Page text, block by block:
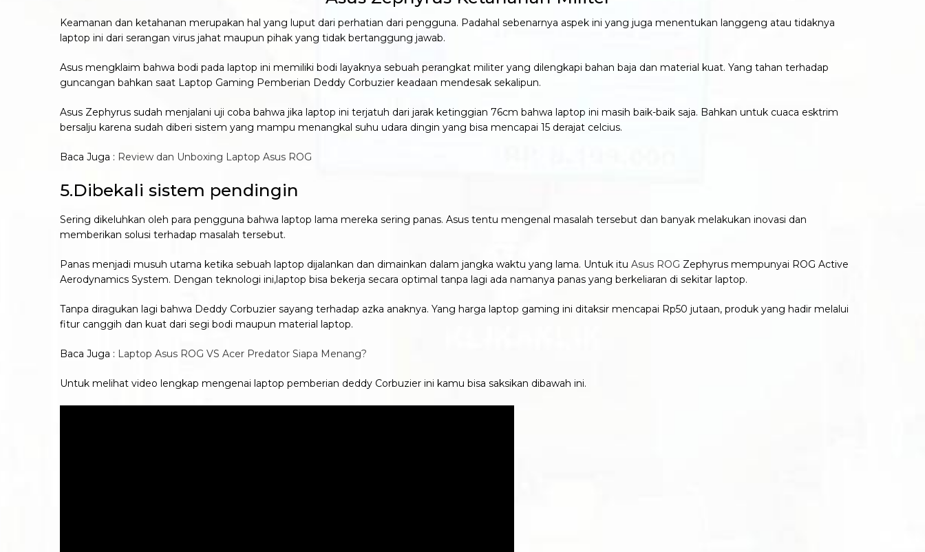
Keamanan dan ketahanan merupakan hal yang luput dari perhatian dari pengguna. Padahal sebenarnya aspek ini yang juga menentukan langgeng atau tidaknya
laptop ini dari serangan virus jahat maupun pihak yang tidak bertanggung jawab.
Asus mengklaim bahwa bodi pada laptop ini memiliki bodi layaknya sebuah perangkat militer yang dilengkapi bahan baja dan material kuat. Yang tahan terhadap
guncangan bahkan saat Laptop Gaming Pemberian Deddy Corbuzier keadaan mendesak sekalipun.
Asus Zephyrus sudah menjalani uji coba bahwa jika laptop ini terjatuh dari jarak ketinggian 76cm bahwa laptop ini masih baik-baik saja. Bahkan untuk cuaca esktrim
bersalju karena sudah diberi sistem yang mampu menangkal suhu udara dingin yang bisa mencapai 15 derajat celcius.
Baca Juga : Review dan Unboxing Laptop Asus ROG
5.Dibekali sistem pendingin
Sering dikeluhkan oleh para pengguna bahwa laptop lama mereka sering panas. Asus tentu mengenal masalah tersebut dan banyak melakukan inovasi dan
memberikan solusi terhadap masalah tersebut.
Panas menjadi musuh utama ketika sebuah laptop dijalankan dan dimainkan dalam jangka waktu yang lama. Untuk itu Asus ROG Zephyrus mempunyai ROG Active
Aerodynamics System. Dengan teknologi ini,laptop bisa bekerja secara optimal tanpa lagi ada namanya panas yang berkeliaran di sekitar laptop.
Tanpa diragukan lagi bahwa Deddy Corbuzier sayang terhadap azka anaknya. Yang harga laptop gaming ini ditaksir mencapai Rp50 jutaan, produk yang hadir melalui
fitur canggih dan kuat dari segi bodi maupun material laptop.
Baca Juga : Laptop Asus ROG VS Acer Predator Siapa Menang?
Untuk melihat video lengkap mengenai laptop pemberian deddy Corbuzier ini kamu bisa saksikan dibawah ini.